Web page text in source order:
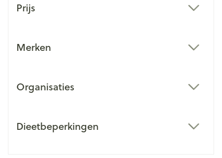
Prijs
Merken
Organisaties
Dieetbeperkingen